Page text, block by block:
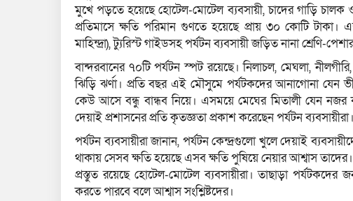
মুখে পড়তে হয়েছে হোটেল-মোটেল ব্যবসায়ী, চাদের গাড়ি চালক
প্রতিমাসে ক্ষতি পরিমান গুণতে হয়েছে প্রায় ৩০ কোটি টাকা।
মাহিন্দ্রা), ট্যুরিস্ট গাইডসহ পর্যটন ব্যবসায়ী জড়িত নানা শ্রেণি-
বান্দরবানের ৭০টি পর্যটন স্পট রয়েছে। নিলাচল, মেঘলা,
ঝিড়ি ঝর্ণা। প্রতি বছর এই মৌসুমে পর্যটকদের আনাগোনা
কেউ আসে বন্ধু বান্ধব নিয়ে। এসময়ে মেঘের মিতালী যেন নজর
দেয়াই প্রশাসনের প্রতি কৃতজ্ঞতা প্রকাশ করেছেন পর্যটন ব্যবসায়ীরা।
পর্যটন ব্যবসায়ীরা জানান, পর্যটন কেন্দ্রগুলো খুলে দেয়াই
থাকায় সেসব ক্ষতি হয়েছে এসব ক্ষতি পুষিয়ে নেয়ার আশ্বাস
প্রস্তুত রয়েছে হোটেল-মোটেল ব্যবসায়ীরা। তাছাড়া পর্যটকদের
করতে পারবে বলে আশ্বাস সংশ্লিষ্টদের।